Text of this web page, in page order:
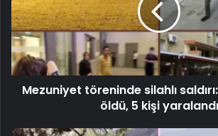
Mezuniyet töreninde silahlı
öldü, 5 kişi yaralandı